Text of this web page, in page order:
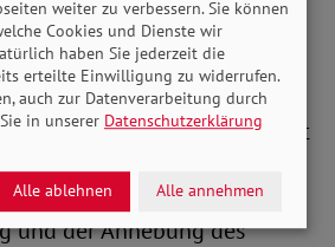
zum Bürgergeld endlich die
werden soll.
Entwurf viele Forderungen
wieder an die Politik gerichtet
Menschen vor allem
Abschaffung der
und der Anhebung des
weiter zu verbessern. Sie können
Cookies und Dienste wir
haben Sie jederzeit die
erteilte Einwilligung zu widerrufen.
auch zur Datenverarbeitung durch
in unserer Datenschutzerklärung
Alle ablehnen Alle annehmen